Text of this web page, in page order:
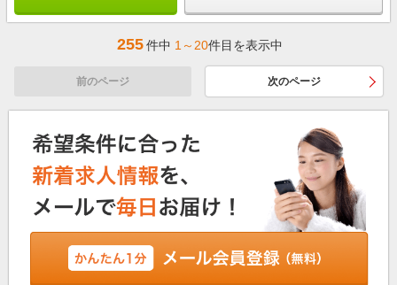
255件中 1～20件目を表示中
前のページ 次のページ